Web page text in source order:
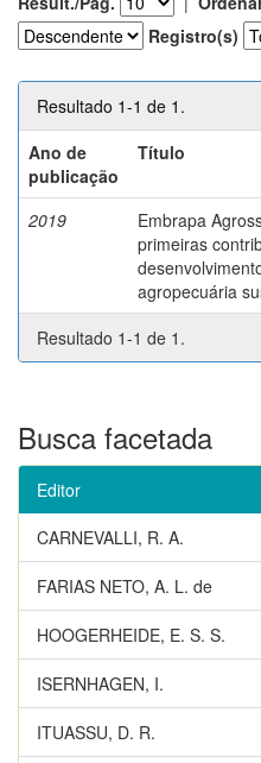
Registro(s)
Resultado 1-1 de 1.
Ano de
publicação
Título
2019
Embrapa
primeiras
agropecuária
Resultado 1-1 de 1.
Busca facetada
Editor
CARNEVALLI, R. A.
FARIAS NETO, A. L. de
HOOGERHEIDE, E. S. S.
ISERNHAGEN, I.
ITUASSU, D. R.